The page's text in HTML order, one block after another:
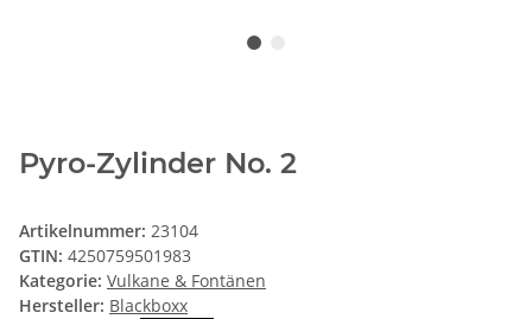
Pyro-Zylinder No. 2
Artikelnummer: 23104
GTIN: 4250759501983
Kategorie: Vulkane & Fontänen
Hersteller: Blackboxx